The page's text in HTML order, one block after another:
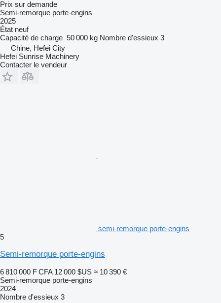
Prix sur demande
Semi-remorque porte-engins
2025
État neuf
Capacité de charge 50 000 kg Nombre d'essieux 3
Chine, Hefei City
Hefei Sunrise Machinery
Contacter le vendeur
semi-remorque porte-engins
5
Semi-remorque porte-engins
6 810 000 F CFA 12 000 $US ≈ 10 390 €
Semi-remorque porte-engins
2024
Nombre d'essieux 3